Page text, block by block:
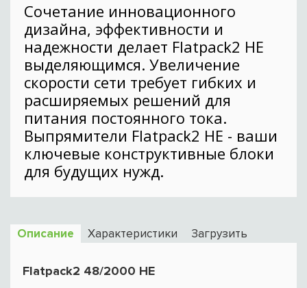
Сочетание инновационного
дизайна, эффективности и
надежности делает Flatpack2 HE
выделяющимся. Увеличение
скорости сети требует гибких и
расширяемых решений для
питания постоянного тока.
Выпрямители Flatpack2 HE - ваши
ключевые конструктивные блоки
для будущих нужд.
Описание Характеристики Загрузить
Flatpack2 48/2000 HE